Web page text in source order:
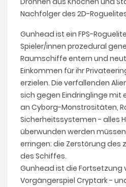
Nachfolger des 2D-
Gunhead ist ein FPS-
Spieler/innen prozedural
Raumschiffe entern und
Einkommen für ihr
erzielen. Die verfallenden
sich gegen Eindringlinge mit
an Cyborg-Monstrositäten,
Sicherheitssystemen - alles
überwunden werden
erringen: die Zerstörung des
des Schiffes.
Gunhead ist die Fortsetzung
Vorgängerspiel Cryptark -